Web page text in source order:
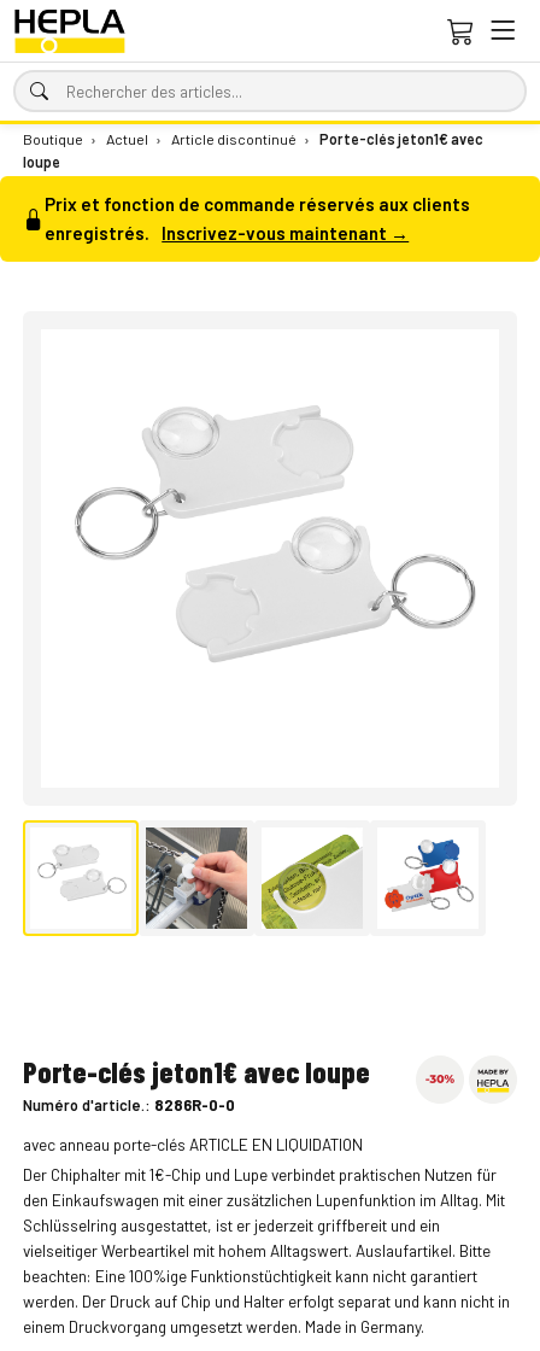
Boutique › Actuel › Article discontinué ›
Porte-clés jeton1€ avec
loupe
Prix et fonction de commande réservés aux clients
enregistrés.
Inscrivez-vous maintenant →
Porte-clés jeton1€ avec loupe
Numéro d'article.: 8286R-0-0
avec anneau porte-clés ARTICLE EN LIQUIDATION
Der Chiphalter mit 1€-Chip und Lupe verbindet praktischen Nutzen für
den Einkaufswagen mit einer zusätzlichen Lupenfunktion im Alltag. Mit
Schlüsselring ausgestattet, ist er jederzeit griffbereit und ein
vielseitiger Werbeartikel mit hohem Alltagswert. Auslaufartikel. Bitte
beachten: Eine 100%ige Funktionstüchtigkeit kann nicht garantiert
werden. Der Druck auf Chip und Halter erfolgt separat und kann nicht in
einem Druckvorgang umgesetzt werden. Made in Germany.